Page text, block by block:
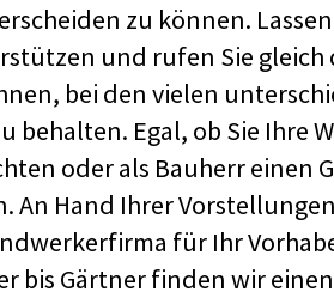
zu können.
und rufen Sie gleich
bei den vielen
behalten. Egal, ob Sie Ihre
oder als Bauherr einen
An Hand Ihrer
für Ihr
bis Gärtner finden wir